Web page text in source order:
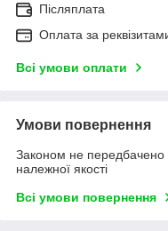
Післяплата
Оплата за
Всі умови оплати
Умови повернення
Законом не передбачено
належної якості
Всі умови повернення